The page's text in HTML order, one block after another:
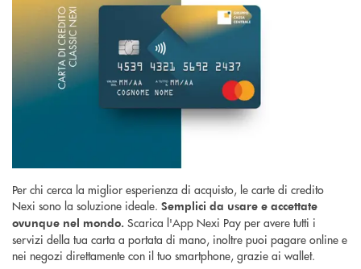
Per chi cerca la miglior esperienza di acquisto, le carte di credito
Nexi sono la soluzione ideale. Semplici da usare e accettate
ovunque nel mondo. Scarica l'App Nexi Pay per avere tutti i
servizi della tua carta a portata di mano, inoltre puoi pagare online e
nei negozi direttamente con il tuo smartphone, grazie ai wallet.